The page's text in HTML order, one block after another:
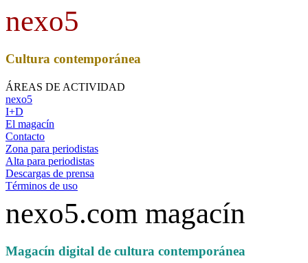
nexo5
Cultura contemporánea
ÁREAS DE ACTIVIDAD
nexo5
I+D
El magacín
Contacto
Zona para periodistas
Alta para periodistas
Descargas de prensa
Términos de uso
nexo5.com magacín
Magacín digital de cultura contemporánea